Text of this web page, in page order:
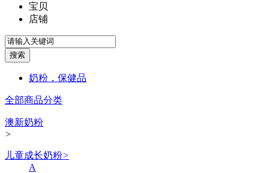
宝贝
店铺
奶粉，保健品
全部商品分类
澳新奶粉
>
儿童成长奶粉>
A